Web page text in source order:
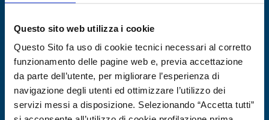
Questo sito web utilizza i cookie
Questo Sito fa uso di cookie tecnici necessari al corretto
funzionamento delle pagine web e, previa accettazione
da parte dell’utente, per migliorare l’esperienza di
navigazione degli utenti ed ottimizzare l’utilizzo dei
servizi messi a disposizione. Selezionando “Accetta tutti”
Expires on22 dicembre 2026